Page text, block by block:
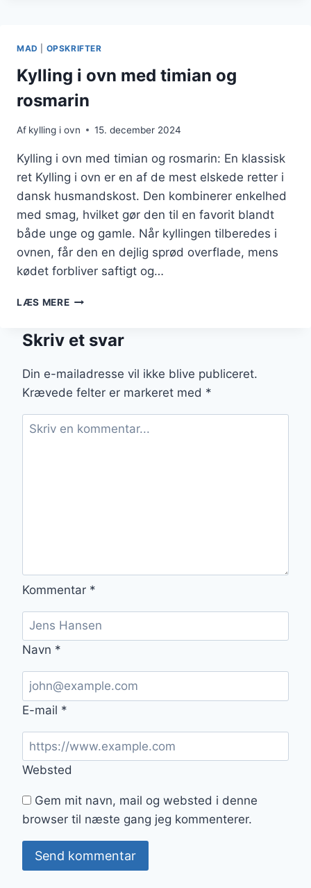
MAD OPSKRIFTER
Kylling i ovn med timian og
rosmarin
Af kylling i ovn 15. december 2024
Kylling i ovn med timian og rosmarin: En klassisk
ret Kylling i ovn er en af de mest elskede retter i
dansk husmandskost. Den kombinerer enkelhed
med smag, hvilket gør den til en favorit blandt
både unge og gamle. Når kyllingen tilberedes i
ovnen, får den en dejlig sprød overflade, mens
kødet forbliver saftigt og…
LÆS MEREKYLLING
MED
OG
ROSMARIN
Skriv et svar
Din e-mailadresse vil ikke blive publiceret.
Krævede felter er markeret med *
Kommentar *
Navn *
E-mail *
Websted
Gem mit navn, mail og websted i denne
browser til næste gang jeg kommenterer.